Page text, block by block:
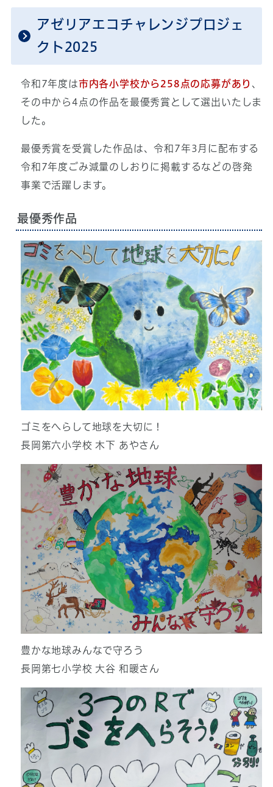
アゼリアエコチャレンジプロジェ
クト2025
令和7年度は市内各小学校から258点の応募があり 、
その中から4点の作品を最優秀賞として選出いたしま
した。
最優秀賞を受賞した作品は、令和7年3月に配布する
令和7年度ごみ減量のしおりに掲載するなどの啓発
事業で活躍します。
最優秀作品
ゴミをへらして地球を大切に！
長岡第六小学校 木下 あやさん
豊かな地球みんなで守ろう
長岡第七小学校 大谷 和暖さん